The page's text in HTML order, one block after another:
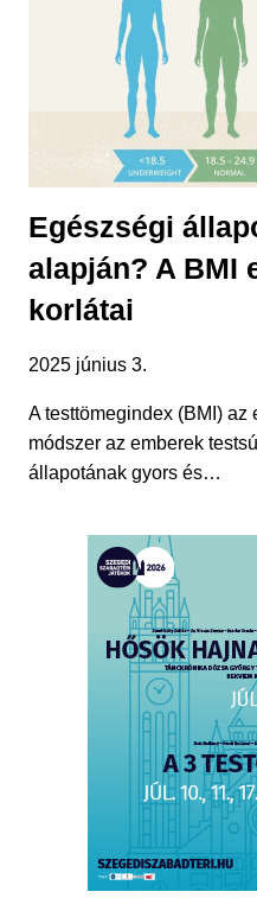
Egészségi
alapján? A BMI
korlátai
2025 június 3.
A testtömegindex (BMI)
módszer az emberek
állapotának gyors és…